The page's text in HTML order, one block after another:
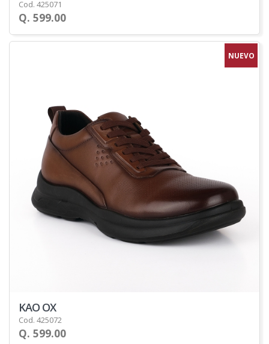
Cod. 425071
Q. 599.00
NUEVO
KAO OX
Cod. 425072
Q. 599.00